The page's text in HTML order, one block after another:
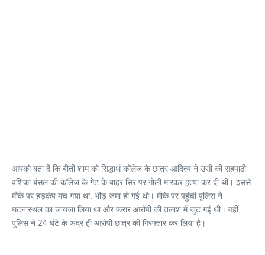
आपको बता दें कि बीती शाम को सिद्धार्थ कॉलेज के छात्र आदित्य ने उसी की सहपाठी
वंशिका बंसल की कॉलेज के गेट के बाहर सिर पर गोली मारकर हत्या कर दी थी। इससे
मौके पर हड़कंप मच गया था. भीड़ जमा हो गई थी। मौके पर पहुंची पुलिस ने
घटनास्थल का जायजा लिया था और फरार आरोपी की तलाश में जुट गई थी। वहीं
पुलिस ने 24 घंटे के अंदर ही आऱोपी छात्र की गिरफ्तार कर लिया है।